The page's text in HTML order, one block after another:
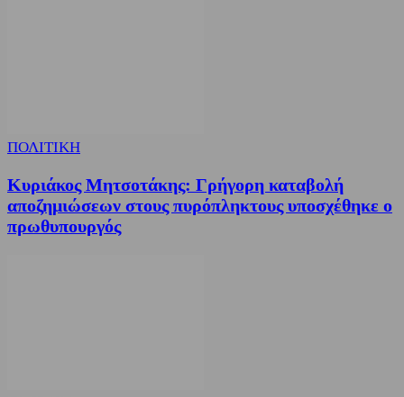
ΠΟΛΙΤΙΚΗ
Κυριάκος Μητσοτάκης: Γρήγορη καταβολή
αποζημιώσεων στους πυρόπληκτους υποσχέθηκε ο
πρωθυπουργός